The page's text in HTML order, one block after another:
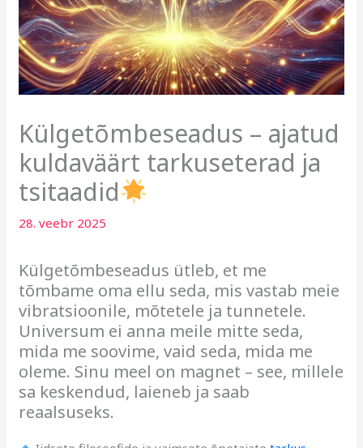
Külgetõmbeseadus – ajatud
kuldaväärt tarkuseterad ja
tsitaadid
28. veebr 2025
Külgetõmbeseadus ütleb, et me
tõmbame oma ellu seda, mis vastab meie
vibratsioonile, mõtetele ja tunnetele.
Universum ei anna meile mitte seda,
mida me soovime, vaid seda, mida me
oleme. Sinu meel on magnet – see, millele
sa keskendud, laieneb ja saab
reaalsuseks.